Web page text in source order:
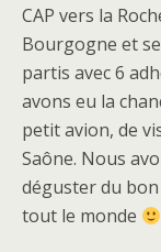
CAP vers la
Bourgogne et
partis avec 6
avons eu la
petit avion, de
Saône. Nous
déguster du
tout le monde